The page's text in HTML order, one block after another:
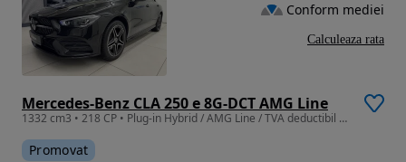
Mercedes-Benz CLA 250 e 8G-DCT AMG Line
1332 cm3 • 218 CP • Plug-in Hybrid / AMG Line / TVA deductibil / Finantare / Garantie
Promovat
Conform mediei
Calculeaza rata